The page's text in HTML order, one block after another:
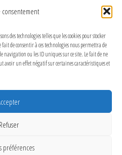
des technologies telles que les cookies pour stocker
de consentir à ces technologies nous permettra de
navigation ou les ID uniques sur ce site. Le fait de ne
avoir un effet négatif sur certaines caractéristiques et
Refuser
préférences
LÉGALES